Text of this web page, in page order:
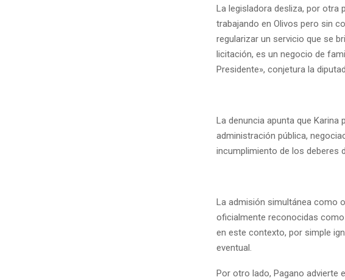
La legisladora desliza, por otra
trabajando en Olivos pero sin
regularizar un servicio que se
licitación, es un negocio de
Presidente», conjetura la
La denuncia apunta que
administración pública,
incumplimiento de los deberes
La admisión simultánea como
oficialmente reconocidas
en este contexto, por simple
eventual.
Por otro lado, Pagano advierte